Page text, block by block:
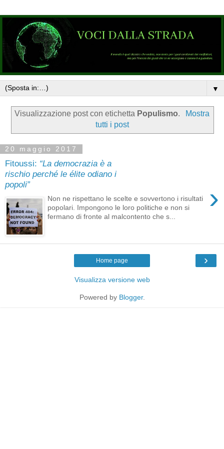
▼
Visualizzazione post con etichetta Populismo.
Mostra
tutti i post
20 maggio 2017
Fitoussi: “La democrazia è a
rischio perché le élite odiano i
popoli”
›
Non ne rispettano le scelte e sovvertono i risultati
popolari. Impongono le loro politiche e non si
fermano di fronte al malcontento che s...
›
Home page
Visualizza versione web
Powered by Blogger.